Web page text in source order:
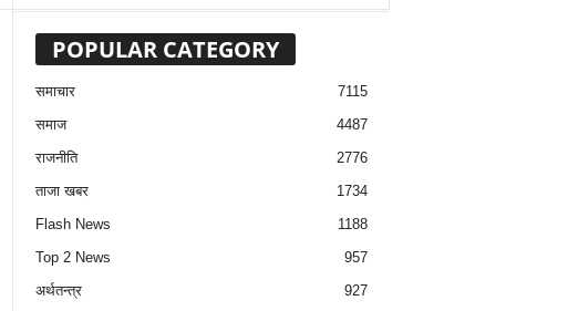
POPULAR CATEGORY
समाचार
7115
समाज
4487
राजनीति
2776
ताजा खबर
1734
Flash News
1188
Top 2 News
957
अर्थतन्त्र
927